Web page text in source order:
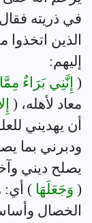
في ذريته
الذين اتخذوا
إليهم:
( إِنَّنِي بَرَاءٌ
معاد لأهله، (
أن يهديني
ودبرني بما
يصلح ديني
( وَجَعَلَهَا ) أي:
الخصال